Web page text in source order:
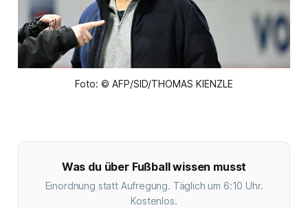
Foto: © AFP/SID/THOMAS KIENZLE
Was du über Fußball wissen musst
Einordnung statt Aufregung. Täglich um 6:10 Uhr.
Kostenlos.